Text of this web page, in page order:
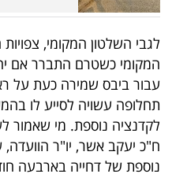
באייס
עקבו
אחרינו:
לגבי השלטון המקומי, צפויות
המקומי כשטרם התברר אם
עבור ביבס שמירה כעת על
תחלופה עשויה לסייע לו
לקדנציה נוספת. מי שאמור
ח"כ יעקב אשר, יו"ר
נוספת של דחייה בארבעה